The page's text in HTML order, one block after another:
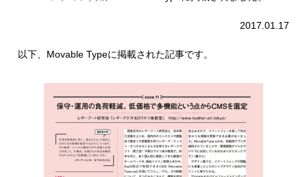
2017.01.17
以下、Movable Typeに掲載された記事です。